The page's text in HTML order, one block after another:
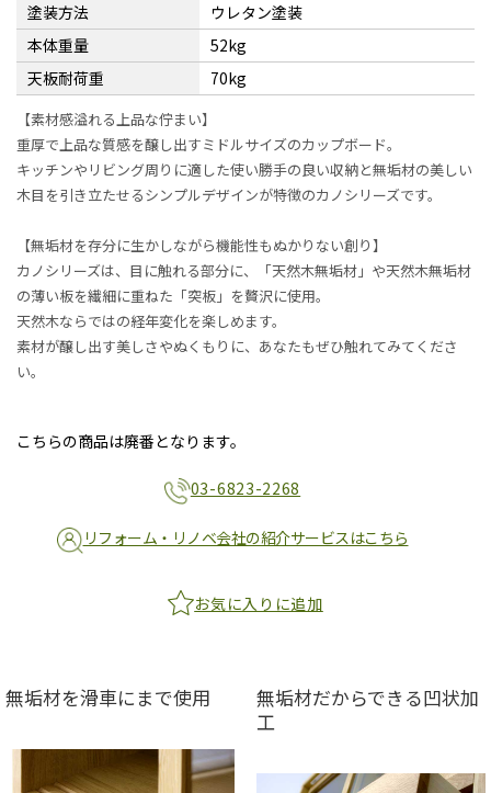
塗装方法
ウレタン塗装
本体重量
52kg
天板耐荷重
70kg
【素材感溢れる上品な佇まい】
重厚で上品な質感を醸し出すミドルサイズのカップボード。
キッチンやリビング周りに適した使い勝手の良い収納と無垢材の美しい
木目を引き立たせるシンプルデザインが特徴のカノシリーズです。
【無垢材を存分に生かしながら機能性もぬかりない創り】
カノシリーズは、目に触れる部分に、「天然木無垢材」や天然木無垢材
の薄い板を繊細に重ねた「突板」を贅沢に使用。
天然木ならではの経年変化を楽しめます。
素材が醸し出す美しさやぬくもりに、あなたもぜひ触れてみてくださ
い。
こちらの商品は廃番となります。
03-6823-2268
リフォーム・リノベ会社の紹介サービスはこちら
お気に入りに追加
無垢材を滑車にまで使用
無垢材だからできる凹状加
工